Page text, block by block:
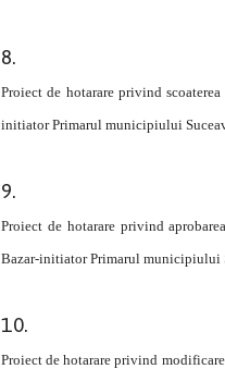
Proiect de hotarare privind
initiator Primarul municipiului
Proiect de hotarare privind
Bazar-initiator Primarul municipiului
Proiect de hotarare privind